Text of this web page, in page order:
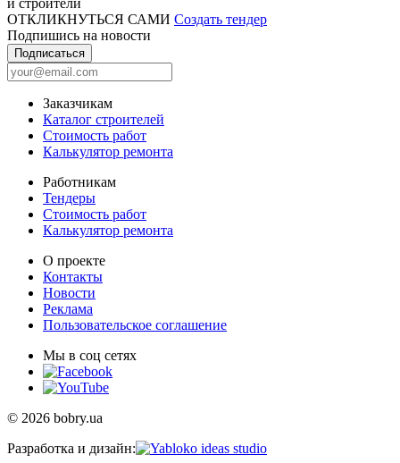
и строители
ОТКЛИКНУТЬСЯ САМИ Создать тендер
Подпишись на новости
Подписаться
Заказчикам
Каталог строителей
Стоимость работ
Калькулятор ремонта
Работникам
Тендеры
Стоимость работ
Калькулятор ремонта
О проекте
Контакты
Новости
Реклама
Пользовательское соглашение
Мы в соц сетях
© 2026 bobry.ua
Разработка и дизайн: